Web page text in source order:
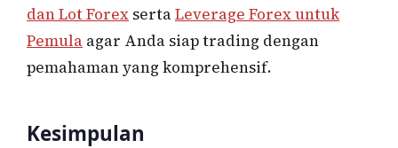
dan Lot Forex sertaLeverage Forex untuk
Pemula agar Anda siap trading dengan
pemahaman yang komprehensif.
Kesimpulan